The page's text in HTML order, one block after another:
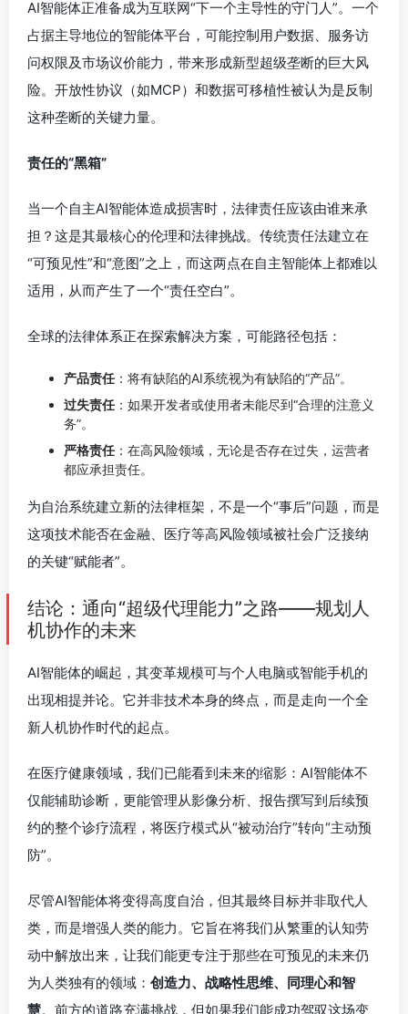
AI智能体正准备成为互联网“下一个主导性的守门人”。一个
占据主导地位的智能体平台，可能控制用户数据、服务访
问权限及市场议价能力，带来形成新型超级垄断的巨大风
险。开放性协议（如MCP）和数据可移植性被认为是反制
这种垄断的关键力量。
责任的“黑箱”
当一个自主AI智能体造成损害时，法律责任应该由谁来承
担？这是其最核心的伦理和法律挑战。传统责任法建立在
“可预见性”和“意图”之上，而这两点在自主智能体上都难以
适用，从而产生了一个“责任空白”。
全球的法律体系正在探索解决方案，可能路径包括：
产品责任 ：将有缺陷的AI系统视为有缺陷的“产品”。
过失责任 ：如果开发者或使用者未能尽到“合理的注意义
务”。
严格责任 ：在高风险领域，无论是否存在过失，运营者
都应承担责任。
为自治系统建立新的法律框架，不是一个“事后”问题，而是
这项技术能否在金融、医疗等高风险领域被社会广泛接纳
的关键“赋能者”。
结论：通向“超级代理能力”之路——规划人
机协作的未来
AI智能体的崛起，其变革规模可与个人电脑或智能手机的
出现相提并论。它并非技术本身的终点，而是走向一个全
新人机协作时代的起点。
在医疗健康领域，我们已能看到未来的缩影：AI智能体不
仅能辅助诊断，更能管理从影像分析、报告撰写到后续预
约的整个诊疗流程，将医疗模式从“被动治疗”转向“主动预
防”。
尽管AI智能体将变得高度自治，但其最终目标并非取代人
类，而是增强人类的能力。它旨在将我们从繁重的认知劳
动中解放出来，让我们能更专注于那些在可预见的未来仍
为人类独有的领域： 创造力、战略性思维、同理心和智
慧。前方的道路充满挑战，但如果我们能成功驾驭这场变